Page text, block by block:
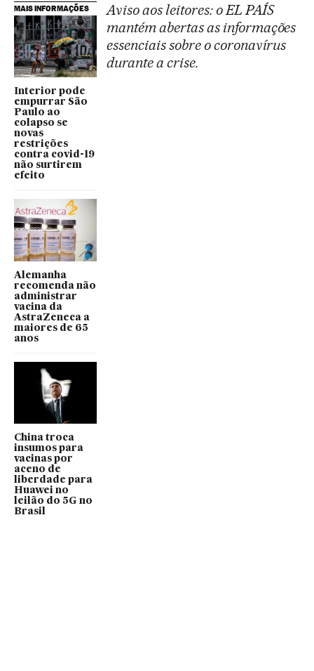
MAIS INFORMAÇÕES
Interior pode
empurrar São
Paulo ao
colapso se
novas
restrições
contra covid-19
não surtirem
efeito
Alemanha
recomenda não
administrar
vacina da
AstraZeneca a
maiores de 65
anos
China troca
insumos para
vacinas por
aceno de
liberdade para
Huawei no
leilão do 5G no
Brasil
Aviso aos leitores: o EL PAÍS
mantém abertas as informações
essenciais sobre o coronavírus
durante a crise.